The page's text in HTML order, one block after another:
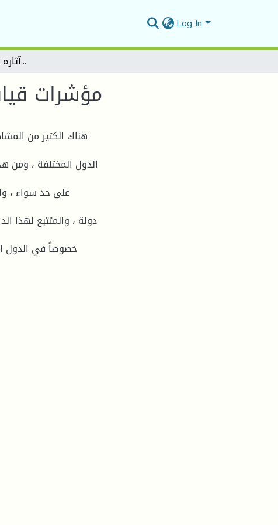
Log In
مؤشرات قياس الفساد الاقتصادي وآثاره الاقتصادية والاجتماعية
مؤشرات
هناك الكثير من
الدول المختلفة ، ومن
على حد سواء ،
دولة ، والمتتبع لهذا
خصوصاً في الدول